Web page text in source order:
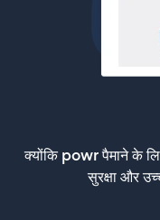
क्योंकि powr पैमाने के
सुरक्षा और